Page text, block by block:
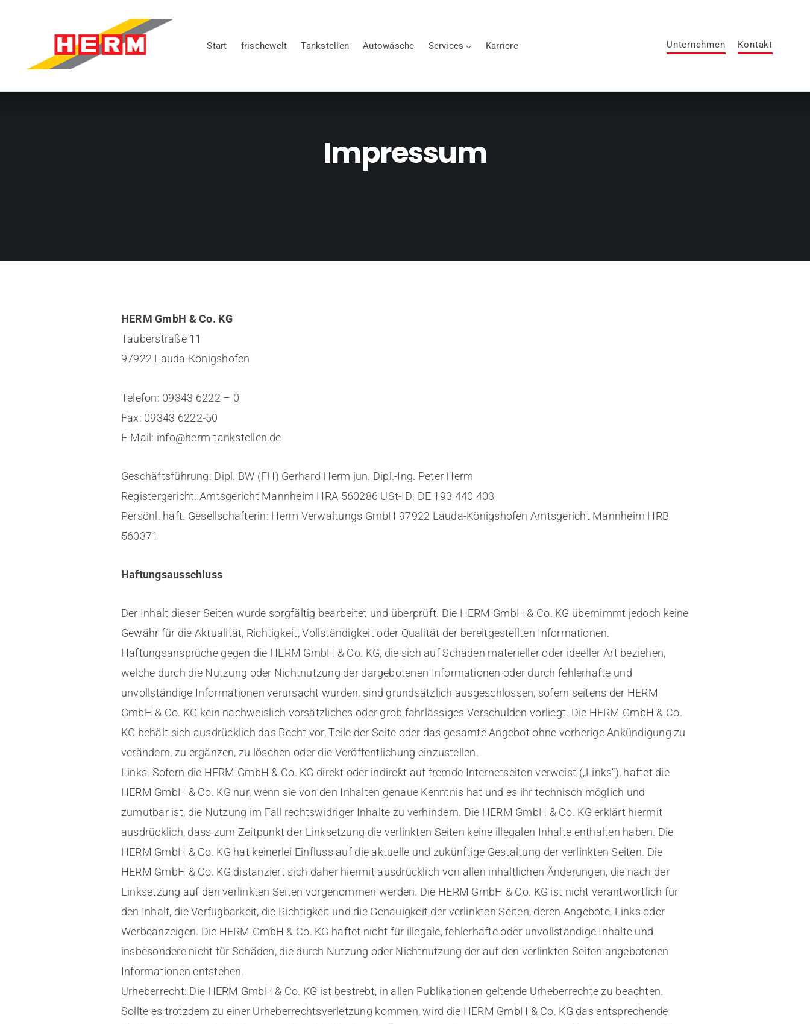
Start frischewelt Tankstellen Autowäsche Services Karriere Unternehmen Kontakt
Impressum
HERM GmbH & Co. KG
Tauberstraße 11
97922 Lauda-Königshofen
Telefon: 09343 6222 – 0
Fax: 09343 6222-50
E-Mail: info@herm-tankstellen.de
Geschäftsführung: Dipl. BW (FH) Gerhard Herm jun. Dipl.-Ing. Peter Herm
Registergericht: Amtsgericht Mannheim HRA 560286 USt-ID: DE 193 440 403
Persönl. haft. Gesellschafterin: Herm Verwaltungs GmbH 97922 Lauda-Königshofen Amtsgericht Mannheim HRB
560371
Haftungsausschluss
Der Inhalt dieser Seiten wurde sorgfältig bearbeitet und überprüft. Die HERM GmbH & Co. KG übernimmt jedoch keine
Gewähr für die Aktualität, Richtigkeit, Vollständigkeit oder Qualität der bereitgestellten Informationen.
Haftungsansprüche gegen die HERM GmbH & Co. KG, die sich auf Schäden materieller oder ideeller Art beziehen,
welche durch die Nutzung oder Nichtnutzung der dargebotenen Informationen oder durch fehlerhafte und
unvollständige Informationen verursacht wurden, sind grundsätzlich ausgeschlossen, sofern seitens der HERM
GmbH & Co. KG kein nachweislich vorsätzliches oder grob fahrlässiges Verschulden vorliegt. Die HERM GmbH & Co.
KG behält sich ausdrücklich das Recht vor, Teile der Seite oder das gesamte Angebot ohne vorherige Ankündigung zu
verändern, zu ergänzen, zu löschen oder die Veröffentlichung einzustellen.
Links: Sofern die HERM GmbH & Co. KG direkt oder indirekt auf fremde Internetseiten verweist („Links“), haftet die
HERM GmbH & Co. KG nur, wenn sie von den Inhalten genaue Kenntnis hat und es ihr technisch möglich und
zumutbar ist, die Nutzung im Fall rechtswidriger Inhalte zu verhindern. Die HERM GmbH & Co. KG erklärt hiermit
ausdrücklich, dass zum Zeitpunkt der Linksetzung die verlinkten Seiten keine illegalen Inhalte enthalten haben. Die
HERM GmbH & Co. KG hat keinerlei Einfluss auf die aktuelle und zukünftige Gestaltung der verlinkten Seiten. Die
HERM GmbH & Co. KG distanziert sich daher hiermit ausdrücklich von allen inhaltlichen Änderungen, die nach der
Linksetzung auf den verlinkten Seiten vorgenommen werden. Die HERM GmbH & Co. KG ist nicht verantwortlich für
den Inhalt, die Verfügbarkeit, die Richtigkeit und die Genauigkeit der verlinkten Seiten, deren Angebote, Links oder
Werbeanzeigen. Die HERM GmbH & Co. KG haftet nicht für illegale, fehlerhafte oder unvollständige Inhalte und
insbesondere nicht für Schäden, die durch Nutzung oder Nichtnutzung der auf den verlinkten Seiten angebotenen
Informationen entstehen.
Urheberrecht: Die HERM GmbH & Co. KG ist bestrebt, in allen Publikationen geltende Urheberrechte zu beachten.
Sollte es trotzdem zu einer Urheberrechtsverletzung kommen, wird die HERM GmbH & Co. KG das entsprechende